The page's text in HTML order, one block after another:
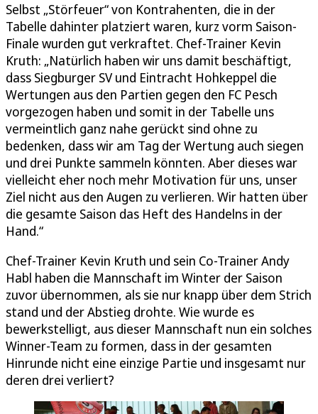
Selbst „Störfeuer“ von Kontrahenten, die in der
Tabelle dahinter platziert waren, kurz vorm Saison-
Finale wurden gut verkraftet. Chef-Trainer Kevin
Kruth: „Natürlich haben wir uns damit beschäftigt,
dass Siegburger SV und Eintracht Hohkeppel die
Wertungen aus den Partien gegen den FC Pesch
vorgezogen haben und somit in der Tabelle uns
vermeintlich ganz nahe gerückt sind ohne zu
bedenken, dass wir am Tag der Wertung auch siegen
und drei Punkte sammeln könnten. Aber dieses war
vielleicht eher noch mehr Motivation für uns, unser
Ziel nicht aus den Augen zu verlieren. Wir hatten über
die gesamte Saison das Heft des Handelns in der
Hand.“
Chef-Trainer Kevin Kruth und sein Co-Trainer Andy
Habl haben die Mannschaft im Winter der Saison
zuvor übernommen, als sie nur knapp über dem Strich
stand und der Abstieg drohte. Wie wurde es
bewerkstelligt, aus dieser Mannschaft nun ein solches
Winner-Team zu formen, dass in der gesamten
Hinrunde nicht eine einzige Partie und insgesamt nur
deren drei verliert?